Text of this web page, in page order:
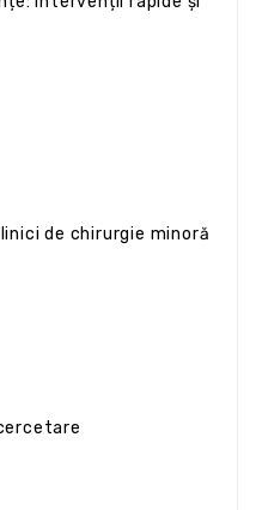
de chirurgie minoră